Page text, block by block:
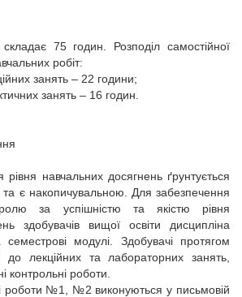
75 годин. Розподіл самостійної
робіт:
занять – 22 години;
занять – 16 годин.
навчальних досягнень ґрунтується
є накопичувальною. Для забезпечення
за успішністю та якістю рівня
здобувачів вищої освіти дисципліна
модулі. Здобувачі протягом
до лекційних та лабораторних занять,
контрольні роботи.
роботи №1, №2 виконуються у письмовій